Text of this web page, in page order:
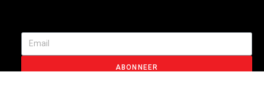
ABONNEER